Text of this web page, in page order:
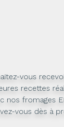
vous
recettes
nos fromages
vous dès à